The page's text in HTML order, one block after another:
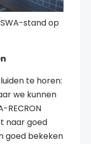
stand op
te horen:
we kunnen
RECRON
naar goed
goed bekeken